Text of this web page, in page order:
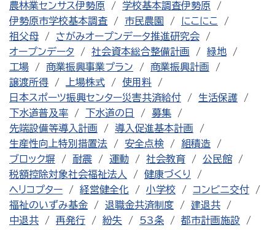
農林業センサス伊勢原
学校基本調査伊勢原
伊勢原市学校基本調査
市民農園
にこにこ
祖父母
さがみオープンデータ推進研究会
オープンデータ
社会資本総合整備計画
緑地
工場
商業振興事業プラン
商業振興計画
譲渡所得
上場株式
使用料
日本スポーツ振興センター災害共済給付
生活保護
下水道普及率
下水道の日
募集
先端設備等導入計画
導入促進基本計画
生産性向上特別措置法
安全点検
組積造
ブロック塀
耐震 運動 社会教育
公民館
税額控除対象社会福祉法人
健康づくり
ヘリコプター
経営健全化 小学校
コンビニ交付
福祉のいずみ基金
退職金共済制度
建退共
中退共
再発行 紛失 53条
都市計画施設